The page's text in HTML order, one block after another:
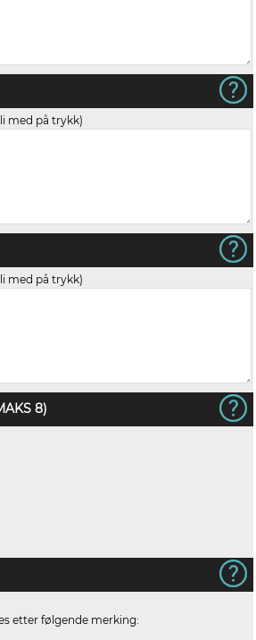
med på trykk)
med på trykk)
8)
etter følgende merking: